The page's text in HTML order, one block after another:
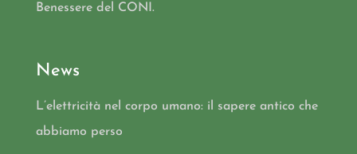
Benessere del CONI.
News
L’elettricità nel corpo umano: il sapere antico che
abbiamo perso